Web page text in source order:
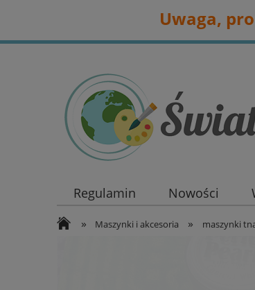
Uwaga,
Regulamin Nowości
» Maszynki i akcesoria » maszynki